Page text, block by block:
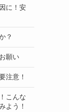
に！安
？
願い
注意！
こんな
よう！